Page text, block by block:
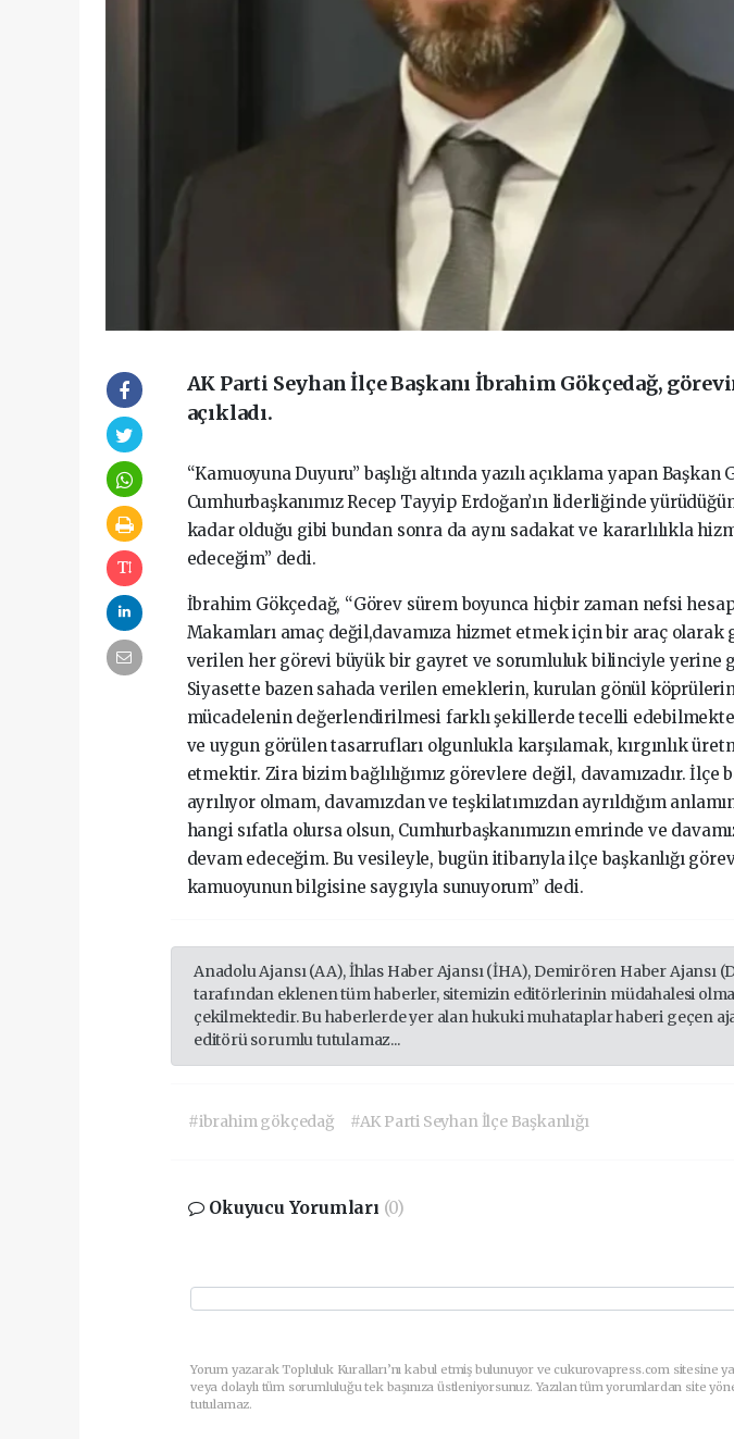
AK Parti Seyhan İlçe Başkanı İbrahim Gökçedağ,
açıkladı.
“Kamuoyuna Duyuru” başlığı altında yazılı açıklama yapan Başkan
Cumhurbaşkanımız Recep Tayyip Erdoğan’ın liderliğinde
kadar olduğu gibi bundan sonra da aynı sadakat ve kararlılıkla
edeceğim” dedi.
İbrahim Gökçedağ, “Görev sürem boyunca hiçbir zaman nefsi
Makamları amaç değil,davamıza hizmet etmek için bir araç olarak
verilen her görevi büyük bir gayret ve sorumluluk bilinciyle yerine
Siyasette bazen sahada verilen emeklerin, kurulan gönül
mücadelenin değerlendirilmesi farklı şekillerde tecelli
ve uygun görülen tasarrufları olgunlukla karşılamak, kırgınlık
etmektir. Zira bizim bağlılığımız görevlere değil, davamızadır. İlçe
ayrılıyor olmam, davamızdan ve teşkilatımızdan ayrıldığım
hangi sıfatla olursa olsun, Cumhurbaşkanımızın emrinde ve
devam edeceğim. Bu vesileyle, bugün itibarıyla ilçe başkanlığı
kamuoyunun bilgisine saygıyla sunuyorum” dedi.
Anadolu Ajansı (AA), İhlas Haber Ajansı (İHA), Demirören Haber Ajansı
tarafından eklenen tüm haberler, sitemizin editörlerinin müdahalesi
çekilmektedir. Bu haberlerde yer alan hukuki muhataplar haberi geçen
editörü sorumlu tutulamaz...
#ibrahim gökçedağ #AK Parti Seyhan İlçe Başkanlığı
Okuyucu Yorumları (0)
Yorum yazarak Topluluk Kuralları’nı kabul etmiş bulunuyor ve cukurovapress.com sitesine
veya dolaylı tüm sorumluluğu tek başınıza üstleniyorsunuz. Yazılan tüm yorumlardan site
tutulamaz.